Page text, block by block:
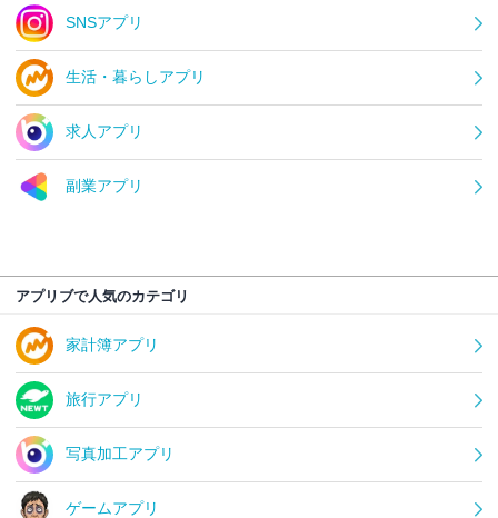
SNSアプリ
生活・暮らしアプリ
求人アプリ
副業アプリ
アプリブで人気のカテゴリ
家計簿アプリ
旅行アプリ
写真加工アプリ
ゲームアプリ